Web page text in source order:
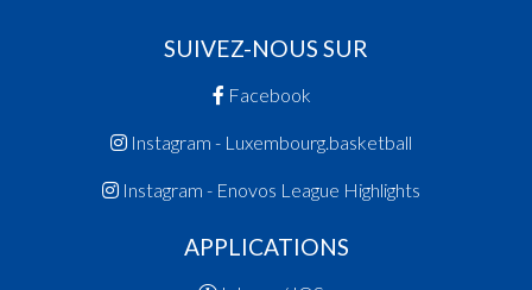
SUIVEZ-NOUS SUR
Facebook
Instagram - Luxembourg.basketball
Instagram - Enovos League Highlights
APPLICATIONS